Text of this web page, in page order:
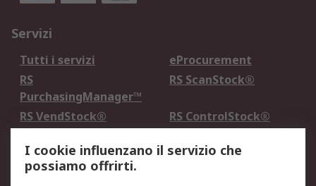
Servizi
Tutti i servizi
eProcurement
RS
PurchasingManager™
RS ScanStock®
RS VendStock®
RS ControlStock®
Legale
I cookie influenzano il servizio che
possiamo offrirti.